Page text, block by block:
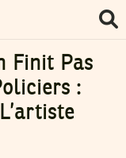
Finit Pas
: